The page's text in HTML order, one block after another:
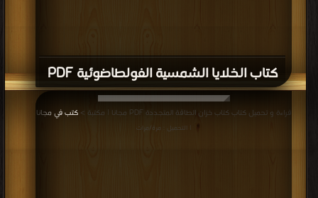
كتاب الخلايا الشمسية الفولطاضوئية PDF
قراءة و تحميل كتاب كتاب خزان الطاقة المتجددة PDF مجانا | مكتبة > كتب في مجانا
| التحميل : مرة/مرات